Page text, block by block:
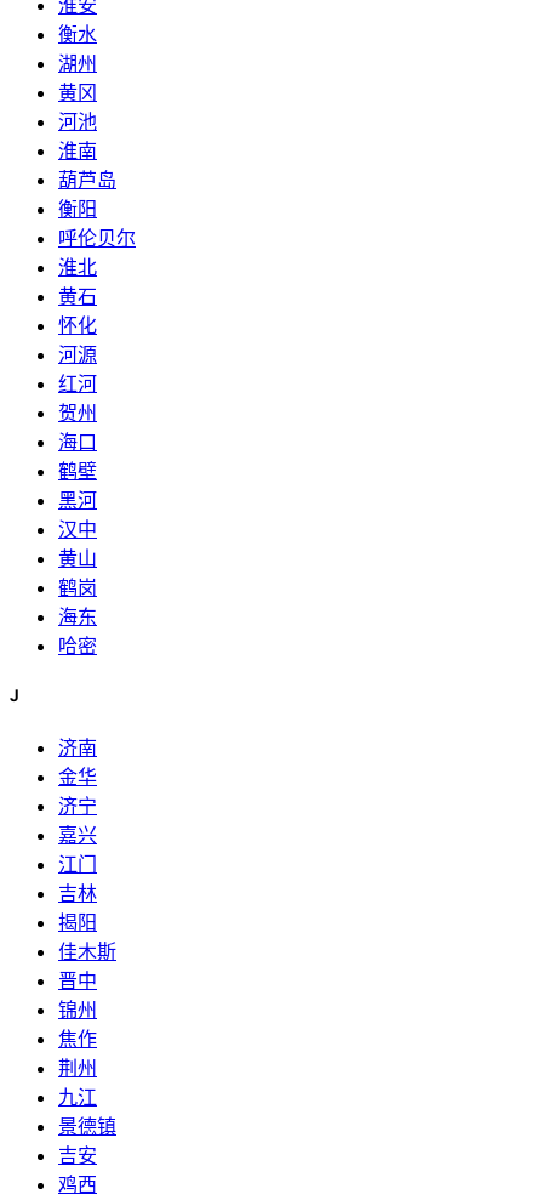
衡水
湖州
黄冈
河池
淮南
葫芦岛
衡阳
呼伦贝尔
淮北
黄石
怀化
河源
红河
贺州
海口
鹤壁
黑河
汉中
黄山
鹤岗
海东
哈密
J
济南
金华
济宁
嘉兴
江门
吉林
揭阳
佳木斯
晋中
锦州
焦作
荆州
九江
景德镇
吉安
鸡西